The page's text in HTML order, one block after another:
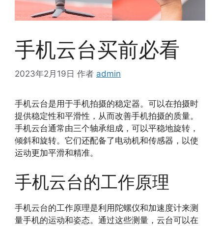
手机云台买前必看
2023年2月19日 作者 admin
手机云台是用于手机拍摄的稳定器。可以在拍摄时
提供稳定性和平滑性，从而改善手机拍摄的质量。
手机云台通常由三个轴承组成，可以平稳地旋转，
倾斜和旋转。它们还配备了电动机和传感器，以使
运动更加平滑和精准。
手机云台的工作原理
手机云台的工作原理是利用陀螺仪和加速度计来测
量手机的运动和姿态。通过这些测量，云台可以在